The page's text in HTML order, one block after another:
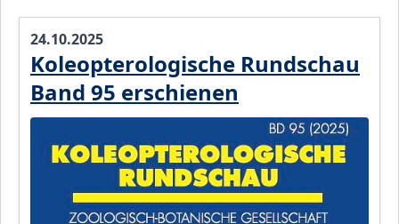
24.10.2025
Koleopterologische Rundschau
Band 95 erschienen